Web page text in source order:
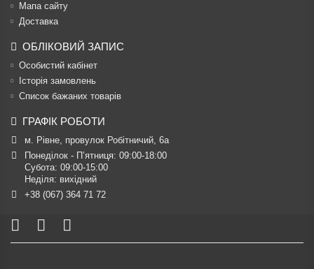
Мапа сайту
Доставка
ОБЛІКОВИЙ ЗАПИС
Особистий кабінет
Історія замовлень
Список бажаних товарів
ГРАФІК РОБОТИ
м. Рівне, провулок Робітничий, 6а
Понеділок - П’ятниця: 09:00-18:00
Субота: 09:00-15:00
Неділя: вихідний
+38 (067) 364 71 72